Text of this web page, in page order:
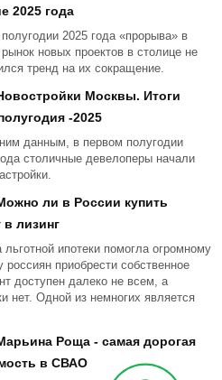
2025 года
2025 года «прорыва» в
новых проектов в столице не
тренд на их сокращение.
Москвы. Итоги
-2025
данным, в первом полугодии
столичные девелоперы начали
ли в России купить
в лизинг
льготной ипотеки помогла огромному
россиян приобрести собственное
доступен далеко не всем, а
нет. Одной из немногих является
Роща - самая дорогая
в СВАО